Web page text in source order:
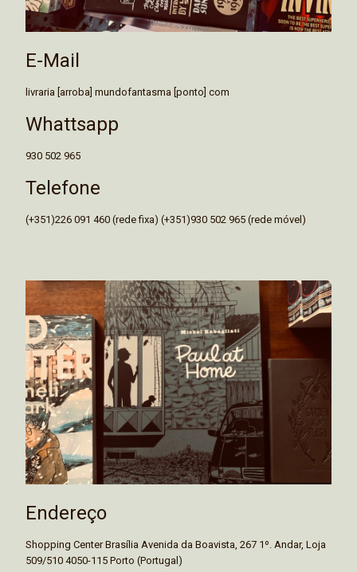
E-Mail
livraria [arroba] mundofantasma [ponto] com
Whattsapp
930 502 965
Telefone
(+351)226 091 460 (rede fixa) (+351)930 502 965 (rede móvel)
Endereço
Shopping Center Brasília Avenida da Boavista, 267 1º. Andar, Loja
509/510 4050-115 Porto (Portugal)